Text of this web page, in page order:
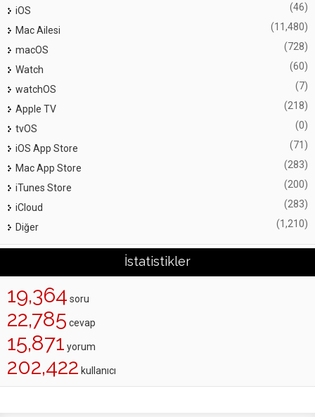
iOS (46)
Mac Ailesi (11,480)
macOS (728)
Watch (60)
watchOS (7)
Apple TV (218)
tvOS (0)
iOS App Store (71)
Mac App Store (283)
iTunes Store (200)
iCloud (283)
Diğer (1,210)
İstatistikler
19,364 soru
22,785 cevap
15,871 yorum
202,422 kullanıcı